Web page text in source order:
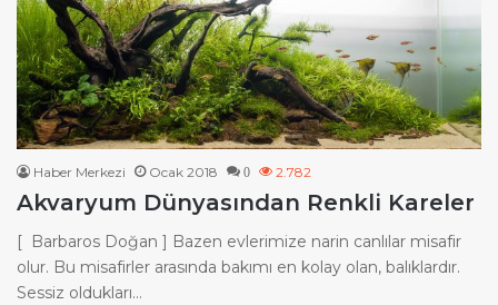
Haber Merkezi Ocak 2018 0 2.782
Akvaryum Dünyasından Renkli Kareler
[ Barbaros Doğan ] Bazen evlerimize narin canlılar misafir
olur. Bu misafirler arasında bakımı en kolay olan, balıklardır.
Sessiz oldukları…